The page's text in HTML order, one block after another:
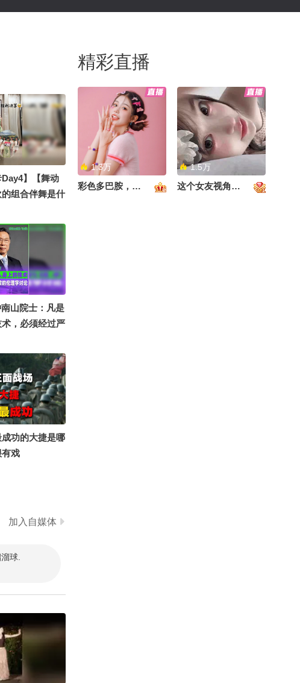
Day4】【舞动
组合伴舞是什
#2026春季搜狐
#欢迎登陆春关
山院士：凡是
，必须经过严
功的大捷是哪
戏
加入自媒体
球.
精彩直播
1.3万
彩色多巴胺，甜到心里啦！
1.5万
这个女友视角好治愈~